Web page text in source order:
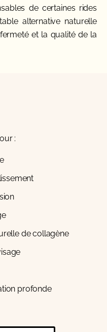
de certaines rides
alternative naturelle
et la qualité de la
:
de collagène
profonde